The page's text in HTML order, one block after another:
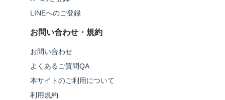
LINEへのご登録
お問い合わせ・規約
お問い合わせ
よくあるご質問QA
本サイトのご利用について
利用規約